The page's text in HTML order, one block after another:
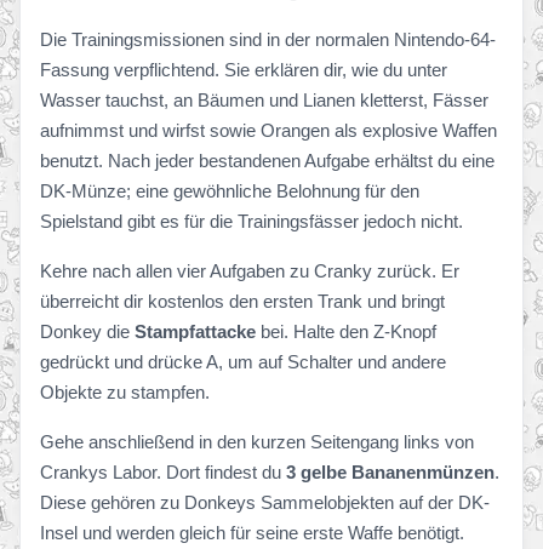
Die Trainingsmissionen sind in der normalen Nintendo-64-
Fassung verpflichtend. Sie erklären dir, wie du unter
Wasser tauchst, an Bäumen und Lianen kletterst, Fässer
aufnimmst und wirfst sowie Orangen als explosive Waffen
benutzt. Nach jeder bestandenen Aufgabe erhältst du eine
DK-Münze; eine gewöhnliche Belohnung für den
Spielstand gibt es für die Trainingsfässer jedoch nicht.
Kehre nach allen vier Aufgaben zu Cranky zurück. Er
überreicht dir kostenlos den ersten Trank und bringt
Donkey die Stampfattacke bei. Halte den Z-Knopf
gedrückt und drücke A, um auf Schalter und andere
Objekte zu stampfen.
Gehe anschließend in den kurzen Seitengang links von
Crankys Labor. Dort findest du 3 gelbe Bananenmünzen.
Diese gehören zu Donkeys Sammelobjekten auf der DK-
Insel und werden gleich für seine erste Waffe benötigt.